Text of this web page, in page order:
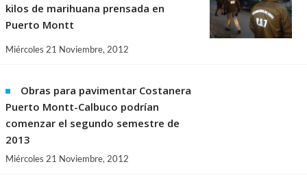
kilos de marihuana prensada en
Puerto Montt
Miércoles 21 Noviembre, 2012
Obras para pavimentar Costanera
Puerto Montt-Calbuco podrían
comenzar el segundo semestre de
2013
Miércoles 21 Noviembre, 2012